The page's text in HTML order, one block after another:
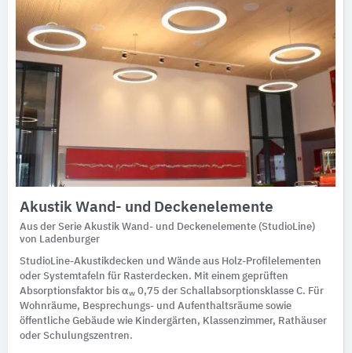
Akustik Wand- und Deckenelemente
Aus der Serie Akustik Wand- und Deckenelemente (StudioLine)
von Ladenburger
StudioLine-Akustikdecken und Wände aus Holz-Profilelementen
oder Systemtafeln für Rasterdecken. Mit einem geprüften
Absorptionsfaktor bis αw 0,75 der Schallabsorptionsklasse C. Für
Wohnräume, Besprechungs- und Aufenthaltsräume sowie
öffentliche Gebäude wie Kindergärten, Klassenzimmer, Rathäuser
oder Schulungszentren.